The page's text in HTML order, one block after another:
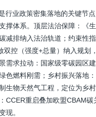
行业政策密集落地的关键节
撑体系。顶层法治保障：《
减排纳入法治轨道；约束性
双控（强度+总量）纳入规划
需求拉动：国家级零碳园区
色燃料刚需；乡村振兴落地
生物天然气工程，定位为乡
CCER重启叠加欧盟CBAM碳
现。